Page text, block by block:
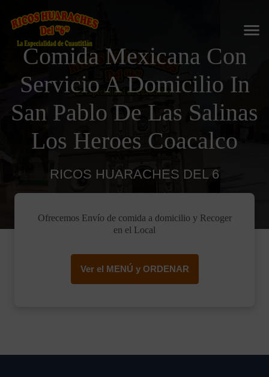
Comida Mexicana Con
Servicio A Domicilio In
San Pablo De Las Salinas
Los Heroes Coacalco
RICOS HUARACHES DEL 6
Ofrecemos Envío de comida a domicilio y Recoger
en el Local
Ver el MENÚ y ORDENAR